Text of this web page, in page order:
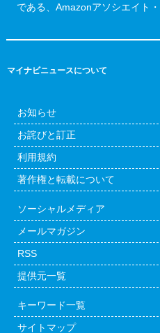
である、Amazonアソシエイト
マイナビニュースについて
お知らせ
お詫びと訂正
利用規約
著作権と転載について
ソーシャルメディア
メールマガジン
RSS
提供元一覧
キーワード一覧
サイトマップ